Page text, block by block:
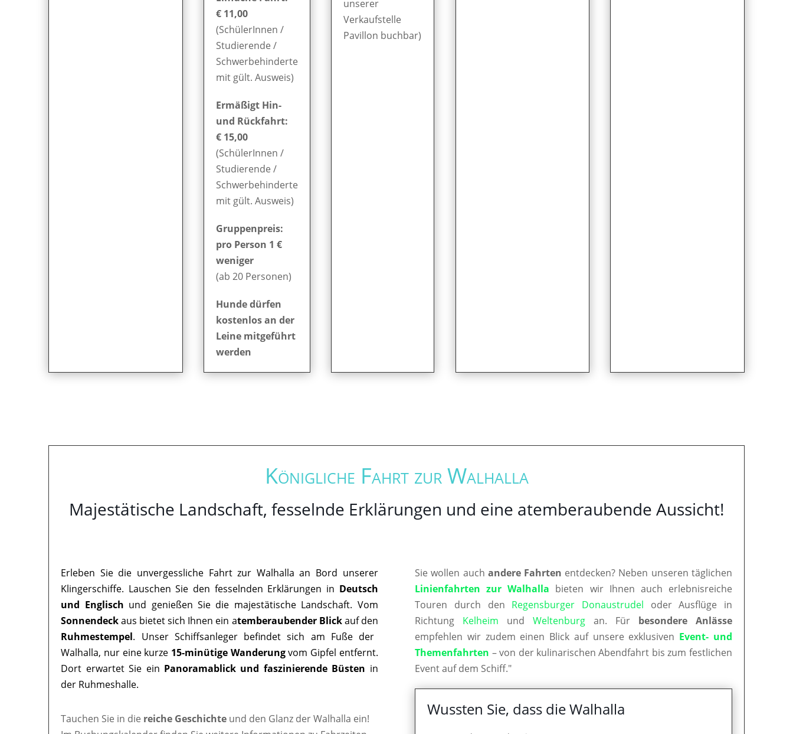
€ 11,00
(SchülerInnen /
Studierende /
Schwerbehinderte
mit gült. Ausweis)
Ermäßigt Hin-
und Rückfahrt:
€ 15,00
(SchülerInnen /
Studierende /
Schwerbehinderte
mit gült. Ausweis)
Gruppenpreis:
pro Person 1 €
weniger
(ab 20 Personen)
Hunde dürfen
kostenlos an der
Leine mitgeführt
werden
unserer
Verkaufstelle
Pavillon buchbar)
Königliche Fahrt zur Walhalla
Majestätische Landschaft, fesselnde Erklärungen und eine atemberaubende Aussicht!
Erleben Sie die unvergessliche Fahrt zur Walhalla an Bord unserer
Klingerschiffe. Lauschen Sie den fesselnden Erklärungen in Deutsch
und Englisch und genießen Sie die majestätische Landschaft. Vom
Sonnendeckaus bietet sich Ihnen ein atemberaubender Blickauf den
Ruhmestempel. Unser Schiffsanleger befindet sich am Fuße der
Walhalla, nur eine kurze 15-minütige Wanderungvom Gipfel entfernt.
Dort erwartet Sie ein Panoramablick und faszinierende Büsten in
der Ruhmeshalle.
Tauchen Sie in die reiche Geschichte und den Glanz der Walhalla ein!
Sie wollen auch andere Fahrten entdecken? Neben unseren täglichen
Linienfahrten zur Walhalla bieten wir Ihnen auch erlebnisreiche
Touren durch den Regensburger Donaustrudel oder Ausflüge in
Richtung Kelheim undWeltenburg an. Für besondere Anlässe
empfehlen wir zudem einen Blick auf unsere exklusiven Event- und
Themenfahrten – von der kulinarischen Abendfahrt bis zum festlichen
Event auf dem Schiff."
Wussten Sie, dass die Walhalla